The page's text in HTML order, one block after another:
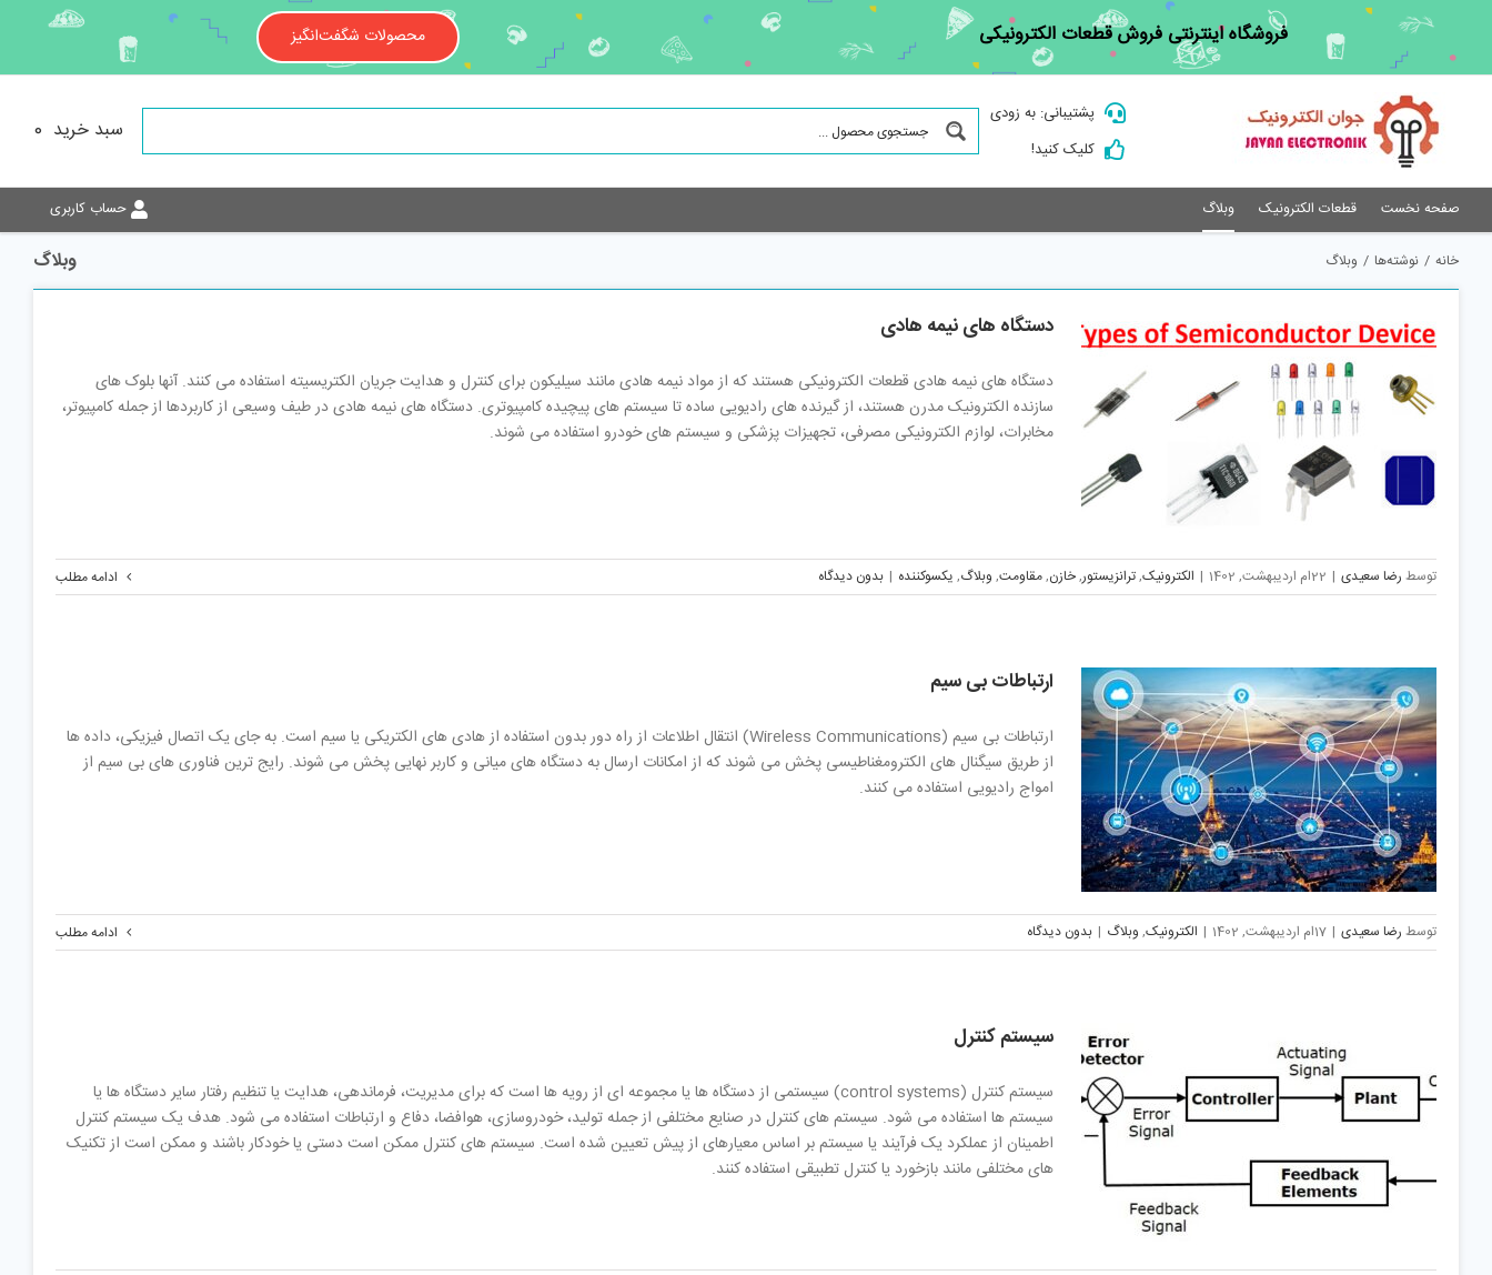
content
فروشگاه اینترنتی فروش قطعات الکترونیکی محصولات شگفت‌انگیز
پشتیبانی: به زودی
کلیک کنید!
سبد خرید 0
صفحه نخست قطعات الکترونیک وبلاگ حساب کاربری
وبلاگ خانه / نوشته‌ها / وبلاگ
دستگاه های نیمه هادی
دستگاه های نیمه هادی قطعات الکترونیکی هستند که از مواد نیمه هادی مانند سیلیکون برای کنترل و هدایت جریان الکتریسیته استفاده می کنند. آنها بلوک های
سازنده الکترونیک مدرن هستند، از گیرنده های رادیویی ساده تا سیستم های پیچیده کامپیوتری. دستگاه های نیمه هادی در طیف وسیعی از کاربردها از جمله کامپیوتر،
مخابرات، لوازم الکترونیکی مصرفی، تجهیزات پزشکی و سیستم های خودرو استفاده می شوند.
توسط رضا سعیدی | 22ام اردیبهشت, 1402 | الکترونیک,ترانزیستور,خازن,مقاومت, وبلاگ, یکسوکننده | بدون دیدگاه ادامه مطلب
ارتباطات بی سیم
ارتباطات بی سیم (Wireless Communications) انتقال اطلاعات از راه دور بدون استفاده از هادی های الکتریکی یا سیم است. به جای یک اتصال فیزیکی، داده ها
از طریق سیگنال های الکترومغناطیسی پخش می شوند که از امکانات ارسال به دستگاه های میانی و کاربر نهایی پخش می شوند. رایج ترین فناوری های بی سیم از
امواج رادیویی استفاده می کنند.
توسط رضا سعیدی | 17ام اردیبهشت, 1402 | الکترونیک, وبلاگ | بدون دیدگاه ادامه مطلب
سیستم کنترل
سیستم کنترل (control systems) سیستمی از دستگاه ها یا مجموعه ای از رویه ها است که برای مدیریت، فرماندهی، هدایت یا تنظیم رفتار سایر دستگاه ها یا
سیستم ها استفاده می شود. سیستم های کنترل در صنایع مختلفی از جمله تولید، خودروسازی، هوافضا، دفاع و ارتباطات استفاده می شود. هدف یک سیستم کنترل
اطمینان از عملکرد یک فرآیند یا سیستم بر اساس معیارهای از پیش تعیین شده است. سیستم های کنترل ممکن است دستی یا خودکار باشند و ممکن است از تکنیک
های مختلفی مانند بازخورد یا کنترل تطبیقی استفاده کنند.